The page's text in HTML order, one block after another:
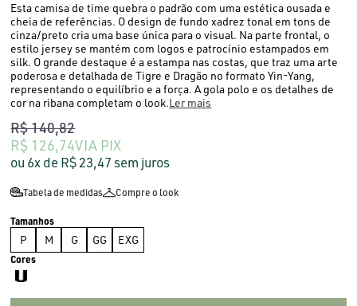
Esta camisa de time quebra o padrão com uma estética ousada e
cheia de referências. O design de fundo xadrez tonal em tons de
cinza/preto cria uma base única para o visual. Na parte frontal, o
estilo jersey se mantém com logos e patrocínio estampados em
silk. O grande destaque é a estampa nas costas, que traz uma arte
poderosa e detalhada de Tigre e Dragão no formato Yin-Yang,
representando o equilíbrio e a força. A gola polo e os detalhes de
cor na ribana completam o look.Ler mais
R$ 126,74VIA PIX
R$ 140,82
6x R$ 23,47sem juros
Tabela de medidas Compre o look
P M G GG EXG